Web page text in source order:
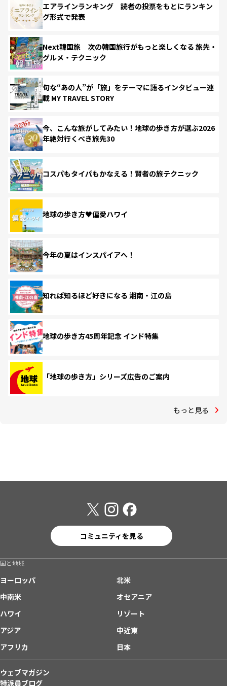
エアラインランキング 読者の投票をもとにランキン
グ形式で発表
Next韓国旅 次の韓国旅行がもっと楽しくなる 旅先・
グルメ・テクニック
旬な“あの人”が「旅」をテーマに語るインタビュー連
載 MY TRAVEL STORY
今、こんな旅がしてみたい！地球の歩き方が選ぶ2026
年絶対行くべき旅先30
コスパもタイパもかなえる！賢者の旅テクニック
地球の歩き方♥偏愛ハワイ
今年の夏はインスパイアへ！
知れば知るほど好きになる 湘南・江の島
地球の歩き方45周年記念 インド特集
「地球の歩き方」シリーズ広告のご案内
もっと見る
コミュニティを見る
国と地域
ヨーロッパ
北米
中南米
オセアニア
ハワイ
リゾート
アジア
中近東
アフリカ
日本
ウェブマガジン
特派員ブログ